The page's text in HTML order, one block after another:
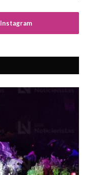
Instagram